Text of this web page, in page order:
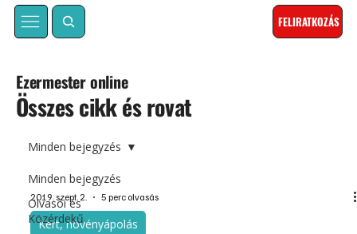
FELIRATKOZÁS
Összes cikk és rovat
Ezermester online
Minden bejegyzés
Olvasói és
Közérdekű
Minden bejegyzés
2019. szept. 2. 5 perc olvasás
Kert, növényápolás